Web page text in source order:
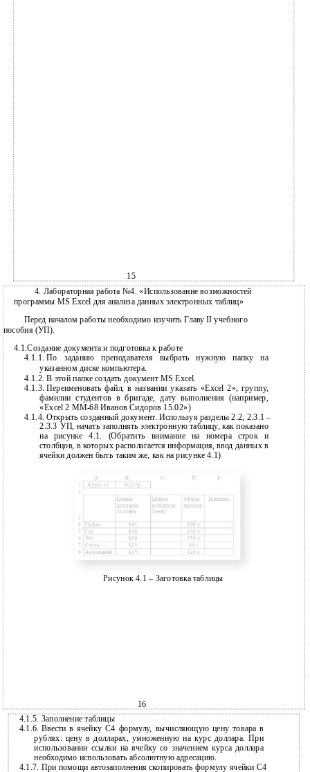
15
4. Лабораторная работа №4. «Использование возможностей
программы MS Excel для анализа данных электронных таблиц»
Перед началом работы необходимо изучить Главу II учебного
пособия (УП).
4.1.Создание документа и подготовка к работе
4.1.1. По заданию преподавателя выбрать нужную папку на
указанном диске компьютера.
4.1.2. В этой папке создать документ MS Excel.
4.1.3. Переименовать файл, в названии указать «Excel 2», группу,
фамилии студентов в бригаде, дату выполнения (например,
«Excel 2 ММ-68 Иванов Сидоров 15.02»)
4.1.4. Открыть созданный документ. Используя разделы 2.2, 2.3.1 –
2.3.3 УП, начать заполнять электронную таблицу, как показано
на рисунке 4.1. (Обратить внимание на номера строк и
столбцов, в которых располагается информация, ввод данных в
ячейки должен быть таким же, как на рисунке 4.1)
Рисунок 4.1 – Заготовка таблицы
16
4.1.5. Заполнение таблицы
4.1.6. Ввести в ячейку C4 формулу, вычисляющую цену товара в
рублях: цену в долларах, умноженную на курс доллара. При
использовании ссылки на ячейку со значением курса доллара
необходимо использовать абсолютную адресацию.
4.1.7. При помощи автозаполнения скопировать формулу ячейки C4